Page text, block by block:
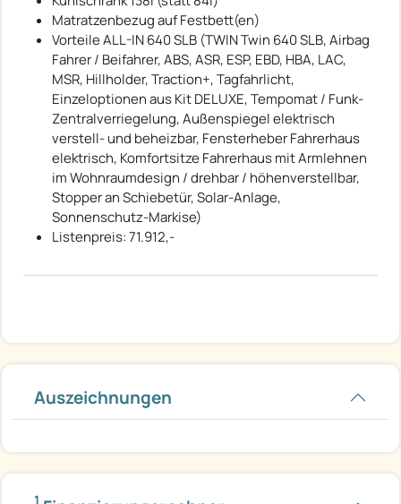
Matratzenbezug auf Festbett(en)
Vorteile ALL-IN 640 SLB (TWIN Twin 640 SLB, Airbag
Fahrer / Beifahrer, ABS, ASR, ESP, EBD, HBA, LAC,
MSR, Hillholder, Traction+, Tagfahrlicht,
Einzeloptionen aus Kit DELUXE, Tempomat / Funk-
Zentralverriegelung, Außenspiegel elektrisch
verstell- und beheizbar, Fensterheber Fahrerhaus
elektrisch, Komfortsitze Fahrerhaus mit Armlehnen
im Wohnraumdesign / drehbar / höhenverstellbar,
Stopper an Schiebetür, Solar-Anlage,
Sonnenschutz-Markise)
Listenpreis: 71.912,-
Auszeichnungen
1